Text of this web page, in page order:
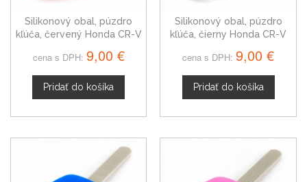
Silikonový obal, púzdro
kľúča, červený Honda CR-V
cena s DPH: 9,00 €
Pridať do košíka
Silikonový obal, púzdro
kľúča, čierny Honda CR-V
cena s DPH: 9,00 €
Pridať do košíka